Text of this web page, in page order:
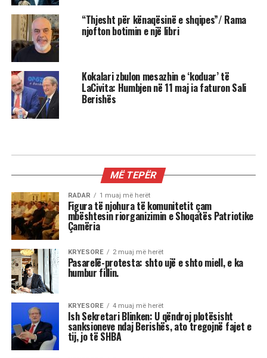
“Thjesht për kënaqësinë e shqipes”/ Rama
njofton botimin e një libri
Kokalari zbulon mesazhin e ‘koduar’ të
LaCivita: Humbjen në 11 maj ia faturon Sali
Berishës
MË TEPËR
RADAR 1 muaj më herët
Figura të njohura të komunitetit çam
mbështesin riorganizimin e Shoqatës Patriotike
Çamëria
KRYESORE 2 muaj më herët
Pasarelë-protesta: shto ujë e shto miell, e ka
humbur fillin.
KRYESORE 4 muaj më herët
Ish Sekretari Blinken: U qëndroj plotësisht
sanksioneve ndaj Berishës, ato tregojnë fajet e
tij, jo të SHBA